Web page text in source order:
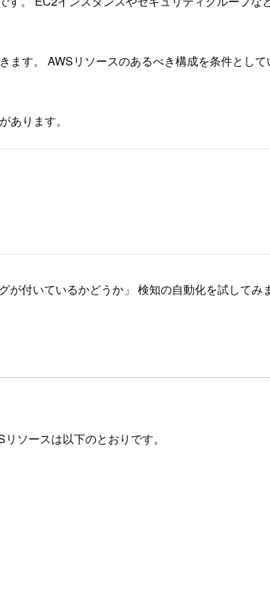
ます。 AWSリソースのあるべき構成を条件とし
があります。
が付いているかどうか」 検知の自動化を試してみ
ソースは以下のとおりです。